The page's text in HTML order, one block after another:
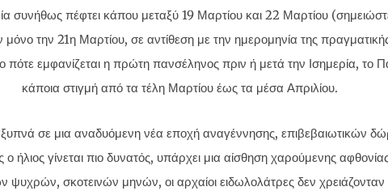
συνήθως πέφτει κάπου μεταξύ 19 Μαρτίου και 22 Μαρτίου
την 21η Μαρτίου, σε αντίθεση με την ημερομηνία της
πότε εμφανίζεται η πρώτη πανσέληνος πριν ή μετά την Ισημερία, το
κάποια στιγμή από τα τέλη Μαρτίου έως τα μέσα Απριλίου.
σε μια αναδυόμενη νέα εποχή αναγέννησης, επιβεβαιωτικών
ήλιος γίνεται πιο δυνατός, υπάρχει μια αίσθηση χαρούμενης
ψυχρών, σκοτεινών μηνών, οι αρχαίοι ειδωλολάτρες δεν